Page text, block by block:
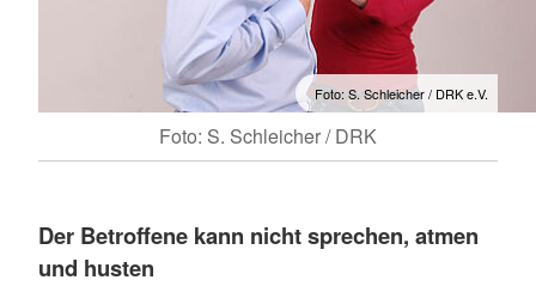
Foto: S. Schleicher / DRK e.V.
Foto: S. Schleicher / DRK
Der Betroffene kann nicht sprechen, atmen
und husten